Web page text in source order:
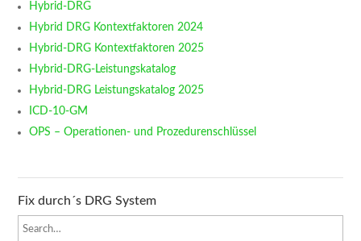
Hybrid-DRG
Hybrid DRG Kontextfaktoren 2024
Hybrid-DRG Kontextfaktoren 2025
Hybrid-DRG-Leistungskatalog
Hybrid-DRG Leistungskatalog 2025
ICD-10-GM
OPS – Operationen- und Prozedurenschlüssel
Fix durch´s DRG System